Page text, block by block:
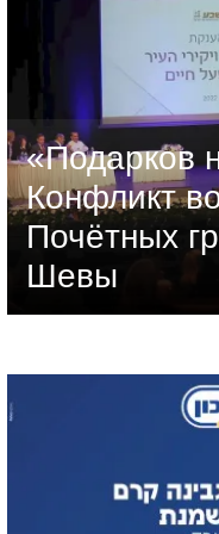
«Подарков
Конфликт
Почётных
Шевы